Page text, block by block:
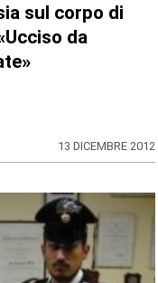
sul corpo di
da
13 DICEMBRE 2012